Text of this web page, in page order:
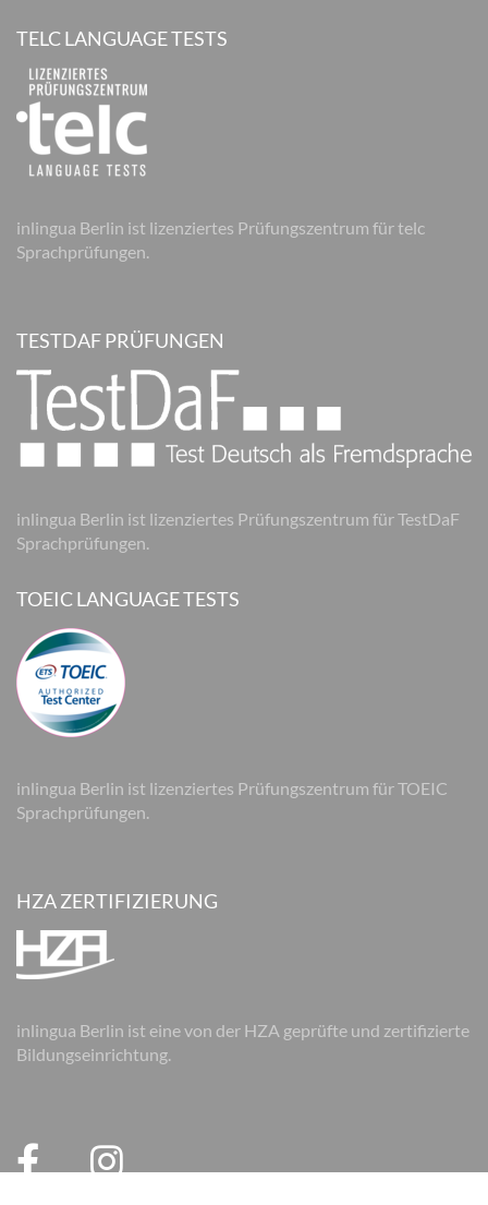
TELC LANGUAGE TESTS
inlingua Berlin ist lizenziertes Prüfungszentrum für telc
Sprachprüfungen.
TESTDAF PRÜFUNGEN
inlingua Berlin ist lizenziertes Prüfungszentrum für TestDaF
Sprachprüfungen.
TOEIC LANGUAGE TESTS
inlingua Berlin ist lizenziertes Prüfungszentrum für TOEIC
Sprachprüfungen.
HZA ZERTIFIZIERUNG
inlingua Berlin ist eine von der HZA geprüfte und zertifizierte
Bildungseinrichtung.